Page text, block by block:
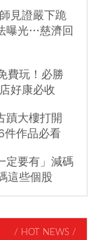
見證嚴下跪
曝光…慈濟回
費玩！必勝
好康必收
蹟大樓打開
作品必看
定要有」減碼
這些個股
/ HOT NEWS /